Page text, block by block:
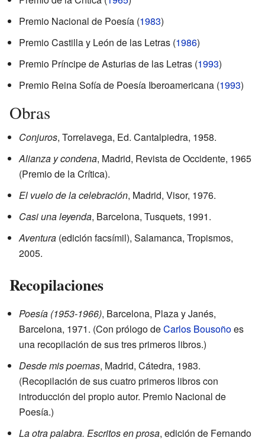
Premio Nacional de Poesía (1983)
Premio Castilla y León de las Letras (1986)
Premio Príncipe de Asturias de las Letras (1993)
Premio Reina Sofía de Poesía Iberoamericana (1993)
Obras
Conjuros, Torrelavega, Ed. Cantalpiedra, 1958.
Alianza y condena, Madrid, Revista de Occidente, 1965
(Premio de la Crítica).
El vuelo de la celebración, Madrid, Visor, 1976.
Casi una leyenda, Barcelona, Tusquets, 1991.
Aventura (edición facsímil), Salamanca, Tropismos,
2005.
Recopilaciones
Poesía (1953-1966), Barcelona, Plaza y Janés,
Barcelona, 1971. (Con prólogo deCarlos Bousoñoes
una recopilación de sus tres primeros libros.)
Desde mis poemas, Madrid, Cátedra, 1983.
(Recopilación de sus cuatro primeros libros con
introducción del propio autor. Premio Nacional de
Poesía.)
La otra palabra. Escritos en prosa, edición de Fernando